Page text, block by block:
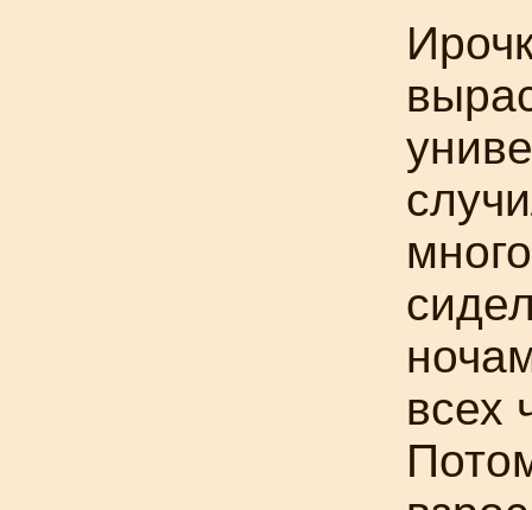
всех